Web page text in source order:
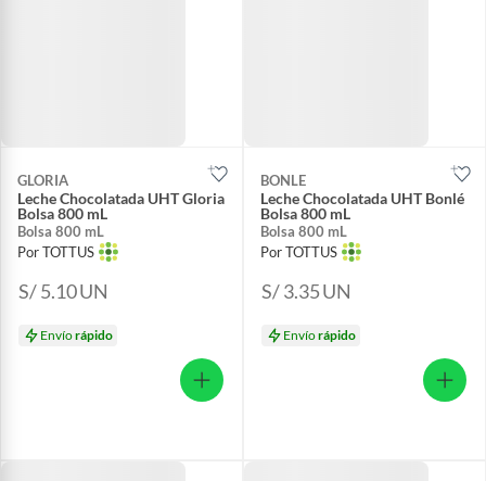
GLORIA
Leche Chocolatada UHT Gloria
Bolsa 800 mL
Bolsa 800 mL
Por TOTTUS
S/ 5.10UN
Envíorápido
BONLE
Leche Chocolatada UHT Bonlé
Bolsa 800 mL
Bolsa 800 mL
Por TOTTUS
S/ 3.35UN
Envíorápido